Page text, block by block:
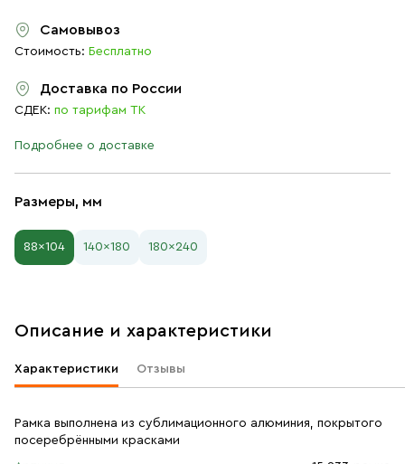
Размеры, мм
88×104 140×180 180×240
Самовывоз
Стоимость: Бесплатно
Доставка по России
СДЕК: по тарифам ТК
Подробнее о доставке
Описание и характеристики
Характеристики Отзывы
Рамка выполнена из сублимационного алюминия, покрытого
посеребрёнными красками